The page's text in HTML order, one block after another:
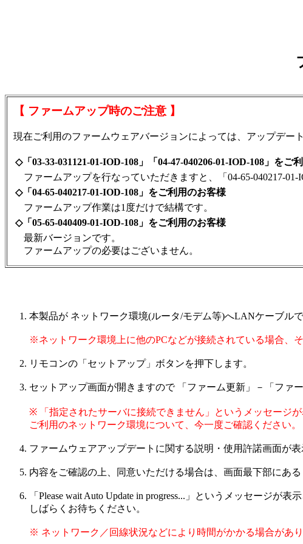
【 ファームアップ時のご注意 】
現在ご利用のファームウェアバージョンによっては、アップデー
◇「03-33-031121-01-IOD-108」「04-47-040206-01-IOD-108」をご
ファームアップを行なっていただきますと、「04-65-040217-
◇「04-65-040217-01-IOD-108」をご利用のお客様
ファームアップ作業は1度だけで結構です。
◇「05-65-040409-01-IOD-108」をご利用のお客様
最新バージョンです。
ファームアップの必要はございません。
本製品が ネットワーク環境(ルータ/モデム等)へLANケーブル
※ネットワーク環境上に他のPCなどが接続されている場合、
リモコンの「セットアップ」ボタンを押下します。
セットアップ画面が開きますので 「ファーム更新」－「ファ
※ 「指定されたサーバに接続できません」というメッセージ
ご利用のネットワーク環境について、今一度ご確認ください。
ファームウェアアップデートに関する説明・使用許諾画面が表
内容をご確認の上、同意いただける場合は、画面最下部にあ
「Please wait Auto Update in progress...」というメッセージが
しばらくお待ちください。
※ ネットワーク／回線状況などにより時間がかかる場合があり